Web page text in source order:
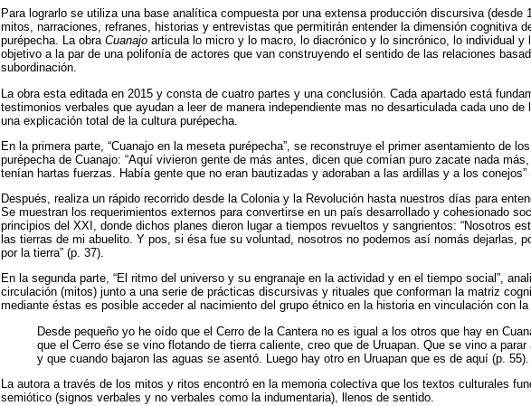
Para lograrlo se utiliza una base analítica compuesta por una extensa producción discursiva (desde
mitos, narraciones, refranes, historias y entrevistas que permitirán entender la dimensión cognitiva
purépecha. La obra Cuanajo articula lo micro y lo macro, lo diacrónico y lo sincrónico, lo individual
objetivo a la par de una polifonía de actores que van construyendo el sentido de las relaciones
subordinación.
La obra esta editada en 2015 y consta de cuatro partes y una conclusión. Cada apartado está
testimonios verbales que ayudan a leer de manera independiente mas no desarticulada cada uno de
una explicación total de la cultura purépecha.
En la primera parte, “Cuanajo en la meseta purépecha”, se reconstruye el primer asentamiento de
purépecha de Cuanajo: “Aquí vivieron gente de más antes, dicen que comían puro zacate nada
tenían hartas fuerzas. Había gente que no eran bautizadas y adoraban a las ardillas y a los conejos”
Después, realiza un rápido recorrido desde la Colonia y la Revolución hasta nuestros días para
Se muestran los requerimientos externos para convertirse en un país desarrollado y cohesionado
principios del XXI, donde dichos planes dieron lugar a tiempos revueltos y sangrientos: “Nosotros
las tierras de mi abuelito. Y pos, si ésa fue su voluntad, nosotros no podemos así nomás dejarlas,
por la tierra” (p. 37).
En la segunda parte, “El ritmo del universo y su engranaje en la actividad y en el tiempo social”,
circulación (mitos) junto a una serie de prácticas discursivas y rituales que conforman la matriz
mediante éstas es posible acceder al nacimiento del grupo étnico en la historia en vinculación con
Desde pequeño yo he oído que el Cerro de la Cantera no es igual a los otros que hay en
que el Cerro ése se vino flotando de tierra caliente, creo que de Uruapan. Que se vino a
y que cuando bajaron las aguas se asentó. Luego hay otro en Uruapan que es de aquí (p. 55).
La autora a través de los mitos y ritos encontró en la memoria colectiva que los textos culturales
semiótico (signos verbales y no verbales como la indumentaria), llenos de sentido.